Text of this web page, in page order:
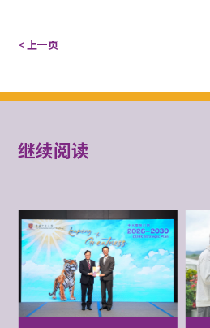
< 上一页
继续阅读